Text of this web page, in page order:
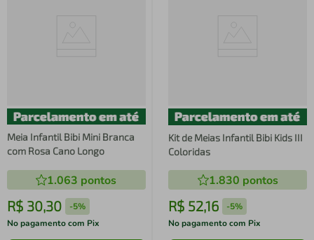
Meia Infantil Bibi Mini Branca
com Rosa Cano Longo
1.063 pontos
R$ 30,30 -5%
No pagamento com Pix
Kit de Meias Infantil Bibi Kids III
Coloridas
1.830 pontos
R$ 52,16 -5%
No pagamento com Pix